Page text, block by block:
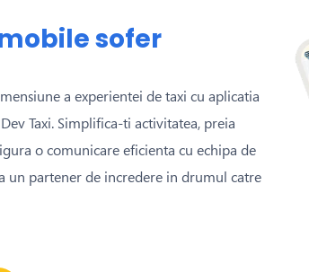
sofer
a experientei de taxi cu aplicatia
Taxi. Simplifica-ti activitatea, preia
o comunicare eficienta cu echipa de
un partener de incredere in drumul catre